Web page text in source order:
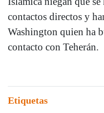
contactos directos y
Washington quien ha
contacto con Teherán.
Etiquetas